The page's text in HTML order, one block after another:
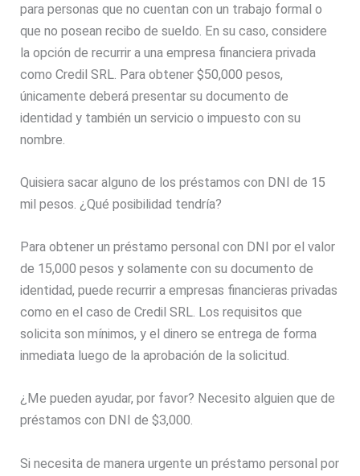
para personas que no cuentan con un trabajo formal o
que no posean recibo de sueldo. En su caso, considere
la opción de recurrir a una empresa financiera privada
como Credil SRL. Para obtener $50,000 pesos,
únicamente deberá presentar su documento de
identidad y también un servicio o impuesto con su
nombre.
Quisiera sacar alguno de los préstamos con DNI de 15
mil pesos. ¿Qué posibilidad tendría?
Para obtener un préstamo personal con DNI por el valor
de 15,000 pesos y solamente con su documento de
identidad, puede recurrir a empresas financieras privadas
como en el caso de Credil SRL. Los requisitos que
solicita son mínimos, y el dinero se entrega de forma
inmediata luego de la aprobación de la solicitud.
¿Me pueden ayudar, por favor? Necesito alguien que de
préstamos con DNI de $3,000.
Si necesita de manera urgente un préstamo personal por